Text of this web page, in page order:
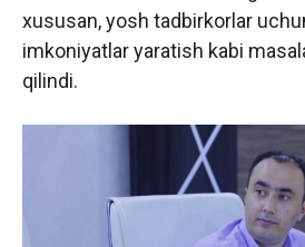
xususan, yosh tadbirkorlar
imkoniyatlar yaratish kabi
qilindi.